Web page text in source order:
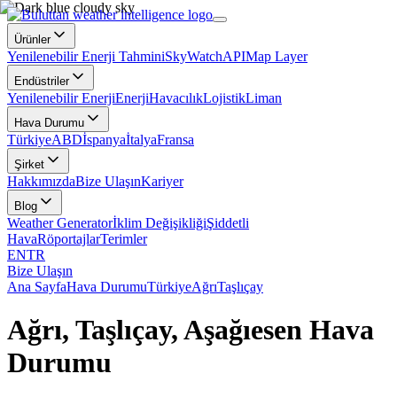
Ürünler
Yenilenebilir Enerji TahminiSkyWatchAPIMap Layer
Endüstriler
Yenilenebilir EnerjiEnerjiHavacılıkLojistikLiman
Hava Durumu
TürkiyeABDİspanyaİtalyaFransa
Şirket
HakkımızdaBize UlaşınKariyer
Blog
Weather Generatorİklim DeğişikliğiŞiddetli
HavaRöportajlarTerimler
ENTR
Bize Ulaşın
Ana SayfaHava DurumuTürkiyeAğrıTaşlıçay
Ağrı, Taşlıçay, Aşağıesen Hava
Durumu